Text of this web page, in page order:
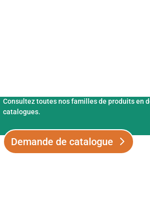
Consultez toutes nos familles de produits en
catalogues.
Demande de catalogue